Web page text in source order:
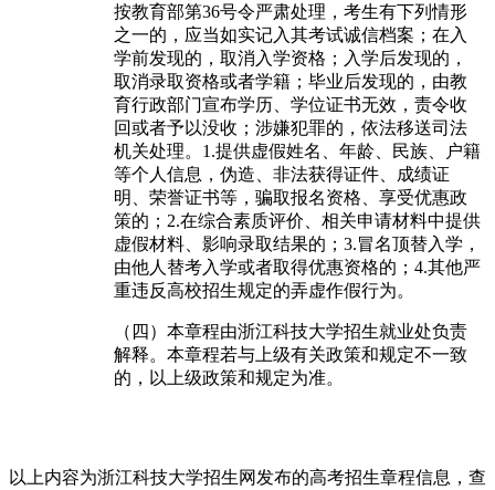
按教育部第36号令严肃处理，考生有下列情形
之一的，应当如实记入其考试诚信档案；在入
学前发现的，取消入学资格；入学后发现的，
取消录取资格或者学籍；毕业后发现的，由教
育行政部门宣布学历、学位证书无效，责令收
回或者予以没收；涉嫌犯罪的，依法移送司法
机关处理。1.提供虚假姓名、年龄、民族、户籍
等个人信息，伪造、非法获得证件、成绩证
明、荣誉证书等，骗取报名资格、享受优惠政
策的；2.在综合素质评价、相关申请材料中提供
虚假材料、影响录取结果的；3.冒名顶替入学，
由他人替考入学或者取得优惠资格的；4.其他严
重违反高校招生规定的弄虚作假行为。
（四）本章程由浙江科技大学招生就业处负责
解释。本章程若与上级有关政策和规定不一致
的，以上级政策和规定为准。
以上内容为浙江科技大学招生网发布的高考招生章程信息，查